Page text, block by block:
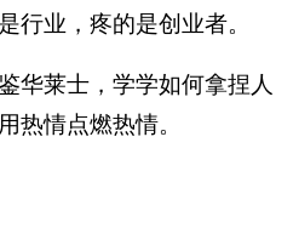
行业，疼的是创业者。
华莱士，学学如何拿捏人
热情点燃热情。